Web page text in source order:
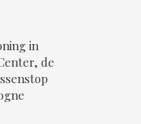
in
de